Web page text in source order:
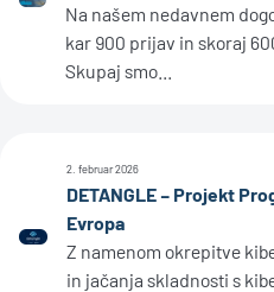
Na našem nedavnem
kar 900 prijav in skoraj
Skupaj smo...
2. februar 2026
DETANGLE – Projekt
Evropa
Z namenom okrepitve
in jačanja skladnosti s